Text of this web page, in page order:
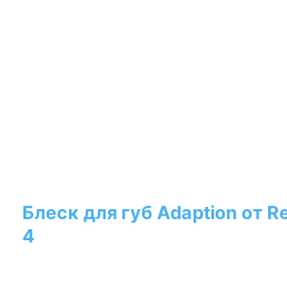
Блеск для губ Adaption от
4